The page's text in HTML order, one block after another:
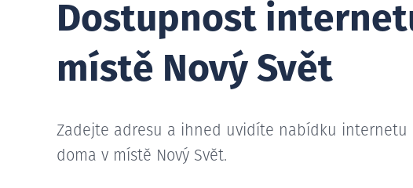
Dostupnost
místě Nový Svět
Zadejte adresu a ihned uvidíte nabídku internetu
doma v místě Nový Svět.